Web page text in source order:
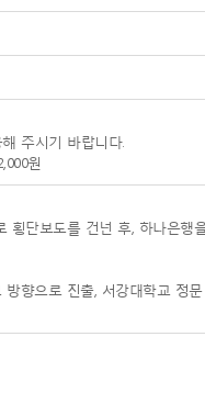
주시기 바랍니다.
원
횡단보도를 건넌 후, 하나은행
향으로 진출, 서강대학교 정